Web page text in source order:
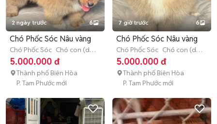
2 ngày trước 6
Chó Phốc Sóc Nâu vàng
Chó Phốc Sóc Chó con (dưới
3 tháng tuổi)
5.000.000 đ
Thành phố Biên Hòa
P. Tam Phước mới
7 giờ trước 6
Chó Phốc Sóc Nâu vàng
Chó Phốc Sóc Chó con (dưới
3 tháng tuổi)
5.000.000 đ
Thành phố Biên Hòa
P. Tam Phước mới